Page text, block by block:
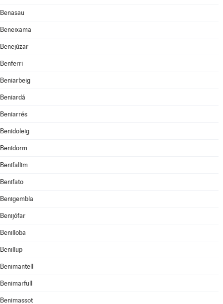
Benasau
Beneixama
Benejúzar
Benferri
Beniarbeig
Beniardá
Beniarrés
Benidoleig
Benidorm
Benifallim
Benifato
Benigembla
Benijófar
Benilloba
Benillup
Benimantell
Benimarfull
Benimassot